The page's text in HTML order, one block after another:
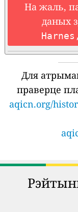
На жаль,
даных
Для
праверце
aqicn.org/